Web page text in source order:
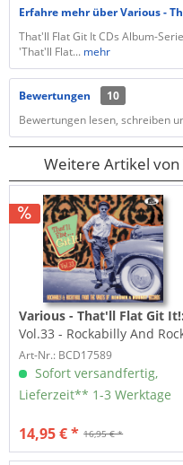
Erfahre mehr über Various -
That'll Flat Git It CDs Album-
'That'll Flat... mehr
Bewertungen
10
Bewertungen lesen, schreiben
Weitere Artikel von
Various - That'll Flat Git It!:
Vol.33 - Rockabilly And
'n' Roll From The...
Art-Nr.: BCD17589
Sofort versandfertig,
Lieferzeit** 1-3 Werktage
16,95 € *
14,95 € *